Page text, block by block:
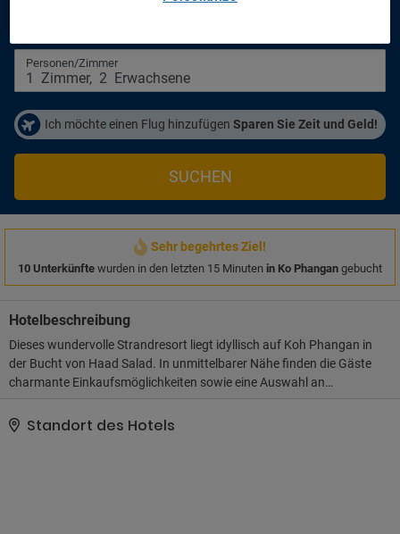
Personen/Zimmer
1 Zimmer, 2 Erwachsene
Ich möchte einen Flug hinzufügen Sparen Sie Zeit und Geld!
SUCHEN
Sehr begehrtes Ziel!
10 Unterkünfte wurden in den letzten 15 Minuten in Ko Phangan gebucht
Hotelbeschreibung
Dieses wundervolle Strandresort liegt idyllisch auf Koh Phangan in
der Bucht von Haad Salad. In unmittelbarer Nähe finden die Gäste
charmante Einkaufsmöglichkeiten sowie eine Auswahl an
Fahrminuten vom Resort entfernt, der Flughafen Samui nur 50
Standort des Hotels